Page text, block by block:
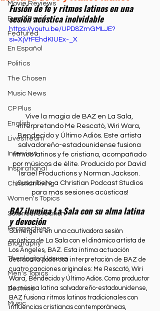
Movie Reviews
Event Review
Featured
En Español
Politics
The Chosen
Music News
CP Plus
English
Livestream
Interview
Inspirational
Christian living
Women's Topics
Science/Creation
Perspectives
Biography
Theological Issues
Men's Topics
Doctrine
Music
Fusión de fe y ritmos latinos en una
sesión acústica inolvidable
https://youtu.be/UPD8ZmGMLJE?
si=XjVtFEhdKIUEx-_X
Vive la magia de BAZ en La Sala,
interpretando Me Rescató, Wiri Wara,
Bendecido y Último Adiós. Este artista
salvadoreño-estadounidense fusiona
ritmos latinos y fe cristiana, acompañado
por músicos de élite. Producido por David
Israel Productions y Norman Jackson.
¡Suscríbete a Christian Podcast Studios
para más sesiones acústicas!
BAZ ilumina La Sala con su alma latina
y devoción
Sumérgete en una cautivadora sesión
acústica de La Sala con el dinámico artista de
Los Ángeles, BAZ. Esta íntima actuación
destaca la poderosa interpretación de BAZ de
cuatro canciones originales: Me Rescató, Wiri
Wara, Bendecido y Último Adiós. Como productor
de música latina salvadoreño-estadounidense,
BAZ fusiona ritmos latinos tradicionales con
influencias cristianas contemporáneas,